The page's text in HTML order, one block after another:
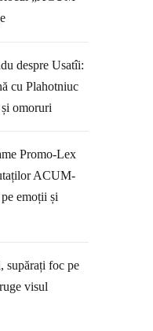
despre Usatîi:
cu Plahotniuc
omoruri
Promo-Lex
ACUM-
emoții și
foc pe
visul